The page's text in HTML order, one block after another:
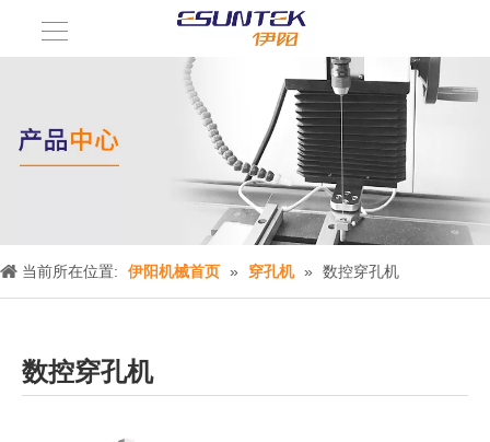
当前所在位置: 伊阳机械首页 » 穿孔机 » 数控穿孔机
数控穿孔机